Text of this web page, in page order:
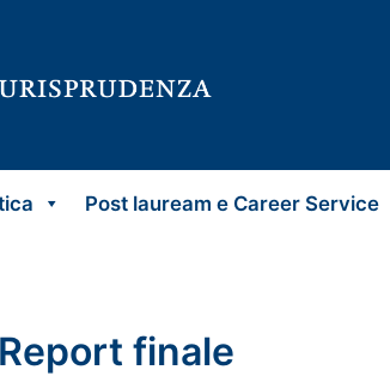
Post lauream e Career Service
finale